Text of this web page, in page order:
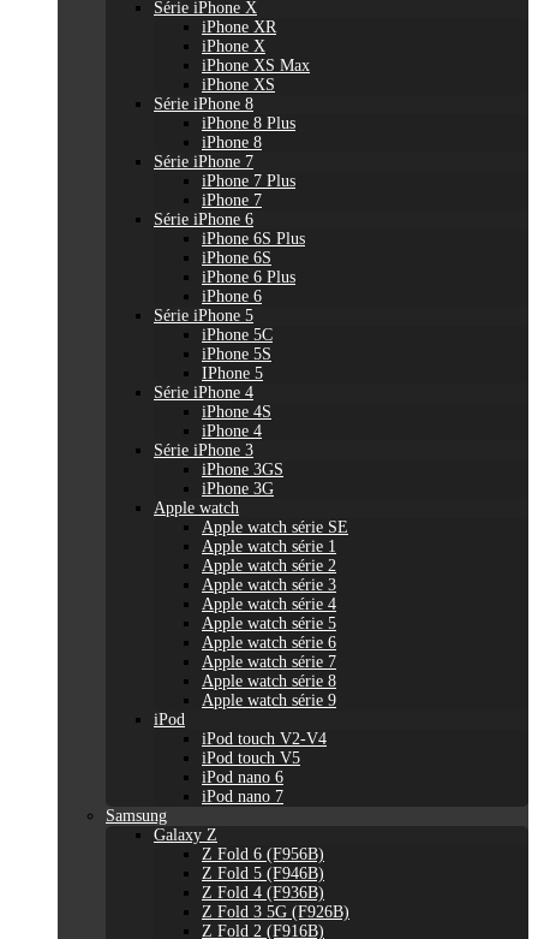
Série iPhone X
iPhone XR
iPhone X
iPhone XS Max
iPhone XS
Série iPhone 8
iPhone 8 Plus
iPhone 8
Série iPhone 7
iPhone 7 Plus
iPhone 7
Série iPhone 6
iPhone 6S Plus
iPhone 6S
iPhone 6 Plus
iPhone 6
Série iPhone 5
iPhone 5C
iPhone 5S
IPhone 5
Série iPhone 4
iPhone 4S
iPhone 4
Série iPhone 3
iPhone 3GS
iPhone 3G
Apple watch
Apple watch série SE
Apple watch série 1
Apple watch série 2
Apple watch série 3
Apple watch série 4
Apple watch série 5
Apple watch série 6
Apple watch série 7
Apple watch série 8
Apple watch série 9
iPod
iPod touch V2-V4
iPod touch V5
iPod nano 6
iPod nano 7
Samsung
Galaxy Z
Z Fold 6 (F956B)
Z Fold 5 (F946B)
Z Fold 4 (F936B)
Z Fold 3 5G (F926B)
Z Fold 2 (F916B)